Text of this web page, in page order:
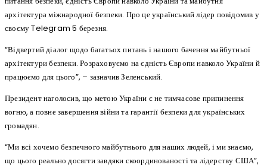
архітектура міжнародної безпеки. Про це український лідер повідомив у
своєму Telegram 5 березня.
“Відвертий діалог щодо багатьох питань і нашого бачення майбутньої
архітектури безпеки. Розраховуємо на єдність Європи навколо України й
працюємо для цього”, – зазначив Зеленський.
Президент наголосив, що метою України є не тимчасове припинення
вогню, а повне завершення війни та гарантії безпеки для українських
громадян.
“Ми всі хочемо безпечного майбутнього для наших людей, і ми знаємо,
що цього реально досягти завдяки скоординованості та лідерству США”,